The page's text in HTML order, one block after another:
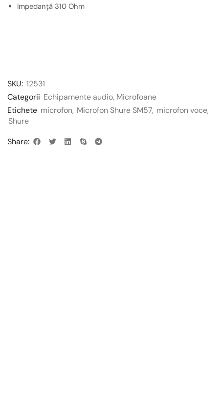
Impedanță 310 Ohm
SKU: 12531
Categorii Echipamente audio, Microfoane
Etichete microfon, Microfon Shure SM57, microfon voce,
Shure
Share: